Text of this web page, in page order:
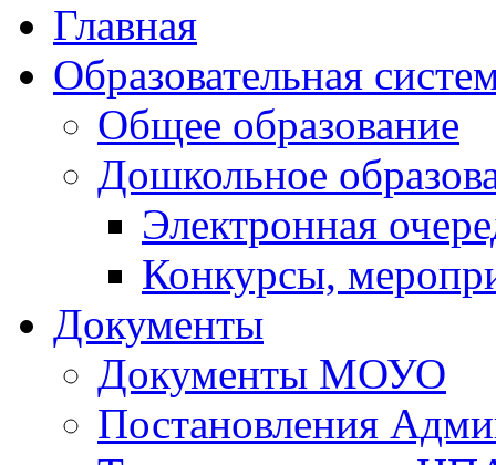
Главная
Образовательная
Общее образование
Дошкольное
Электронная
Конкурсы,
Документы
Документы МОУО
Постановления